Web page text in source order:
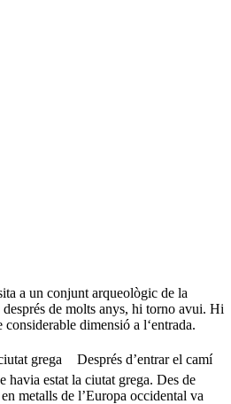
a un conjunt arqueològic de la
de molts anys, hi torno avui. Hi
dimensió a l‘entrada.
Després d’entrar el camí
havia estat la ciutat grega. Des de
metalls de l’Europa occidental va